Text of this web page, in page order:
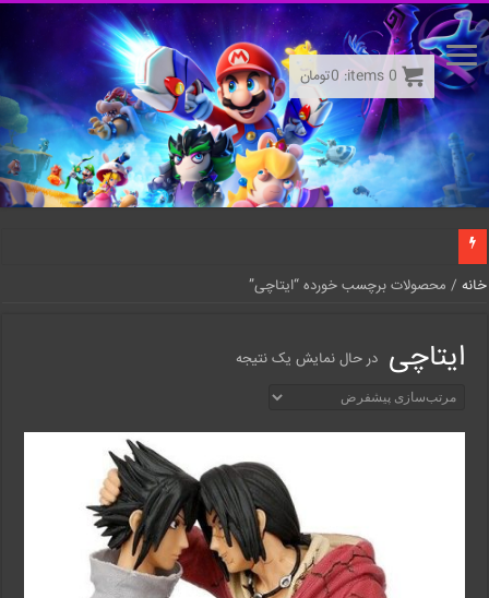
خانه / محصولات برچسب خورده “ایتاچی”
ایتاچی در حال نمایش یک نتیجه
0
items:
0تومان